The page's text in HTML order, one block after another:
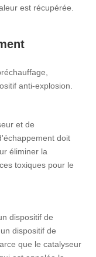
est récupérée.
anti-explosion.
et de
doit
éliminer la
toxiques pour le
dispositif de
dispositif de
que le catalyseur